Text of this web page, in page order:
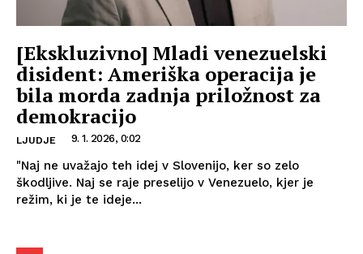
[Ekskluzivno] Mladi venezuelski
disident: Ameriška operacija je
bila morda zadnja priložnost za
demokracijo
LJUDJE 9. 1. 2026, 0:02
"Naj ne uvažajo teh idej v Slovenijo, ker so zelo
škodljive. Naj se raje preselijo v Venezuelo, kjer je
režim, ki je te ideje...